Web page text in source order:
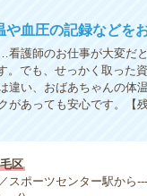
血圧の記録などを
護師のお仕事が大変だ
。でも、せっかく取った
違い、おばあちゃんの体
があっても安心です。【
区
スポーツセンター駅から